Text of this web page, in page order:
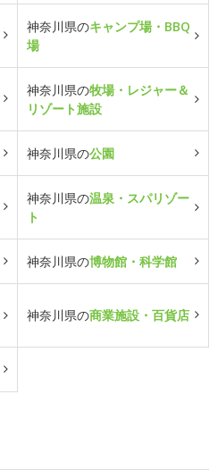
神奈川県のキャンプ場・BBQ
場
神奈川県の牧場・レジャー＆
リゾート施設
神奈川県の公園
神奈川県の温泉・スパリゾー
ト
神奈川県の博物館・科学館
神奈川県の商業施設・百貨店